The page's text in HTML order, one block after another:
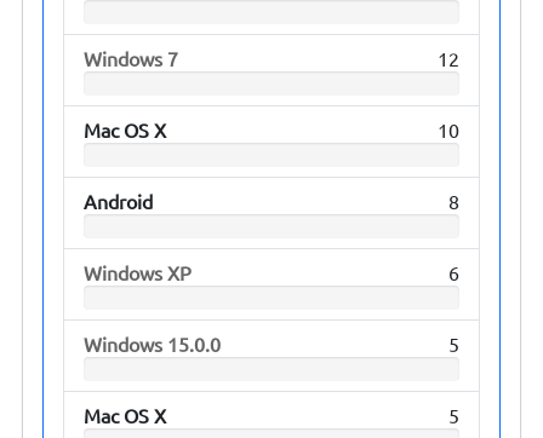
Windows 7 12
Mac OS X 10
Android 8
Windows XP 6
Windows 15.0.0 5
Mac OS X 5